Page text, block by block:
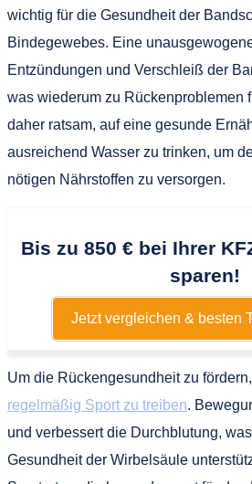
wichtig für die Gesundheit der
Bindegewebes. Eine
Entzündungen und Verschleiß der
was wiederum zu Rückenproblemen
daher ratsam, auf eine gesunde
ausreichend Wasser zu trinken, um
nötigen Nährstoffen zu versorgen.
Bis zu 850 € bei Ihrer
sparen!
Jetzt vergleichen & besten
Um die Rückengesundheit zu
regelmäßig Sport zu treiben.
und verbessert die Durchblutung,
Gesundheit der Wirbelsäule